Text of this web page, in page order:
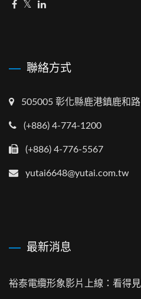
聯絡方式
505005 彰化縣鹿港鎮鹿和
(+886) 4-774-1200
(+886) 4-776-5567
yutai6648@yutai.com.tw
最新消息
裕泰電纜形象影片上線：看得